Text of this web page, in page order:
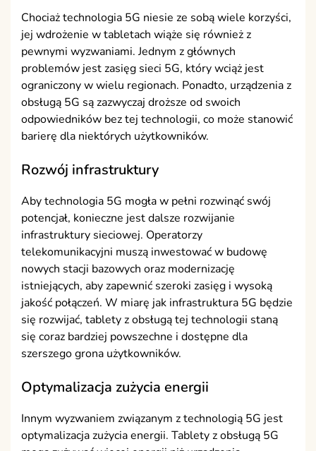
Chociaż technologia 5G niesie ze sobą wiele korzyści,
jej wdrożenie w tabletach wiąże się również z
pewnymi wyzwaniami. Jednym z głównych
problemów jest zasięg sieci 5G, który wciąż jest
ograniczony w wielu regionach. Ponadto, urządzenia z
obsługą 5G są zazwyczaj droższe od swoich
odpowiedników bez tej technologii, co może stanowić
barierę dla niektórych użytkowników.
Rozwój infrastruktury
Aby technologia 5G mogła w pełni rozwinąć swój
potencjał, konieczne jest dalsze rozwijanie
infrastruktury sieciowej. Operatorzy
telekomunikacyjni muszą inwestować w budowę
nowych stacji bazowych oraz modernizację
istniejących, aby zapewnić szeroki zasięg i wysoką
jakość połączeń. W miarę jak infrastruktura 5G będzie
się rozwijać, tablety z obsługą tej technologii staną
się coraz bardziej powszechne i dostępne dla
szerszego grona użytkowników.
Optymalizacja zużycia energii
Innym wyzwaniem związanym z technologią 5G jest
optymalizacja zużycia energii. Tablety z obsługą 5G